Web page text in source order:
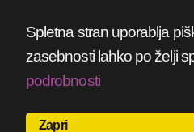
Spletna stran uporablja
zasebnosti lahko po želji
podrobnosti
Zapri